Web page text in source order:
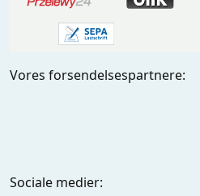
Vores forsendelsespartnere:
Sociale medier: